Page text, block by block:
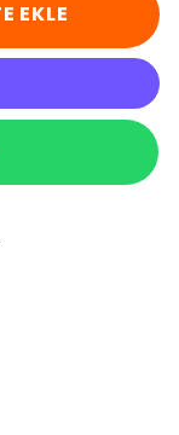
EKLE